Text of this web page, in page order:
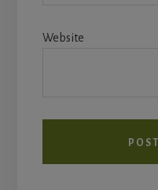
Website